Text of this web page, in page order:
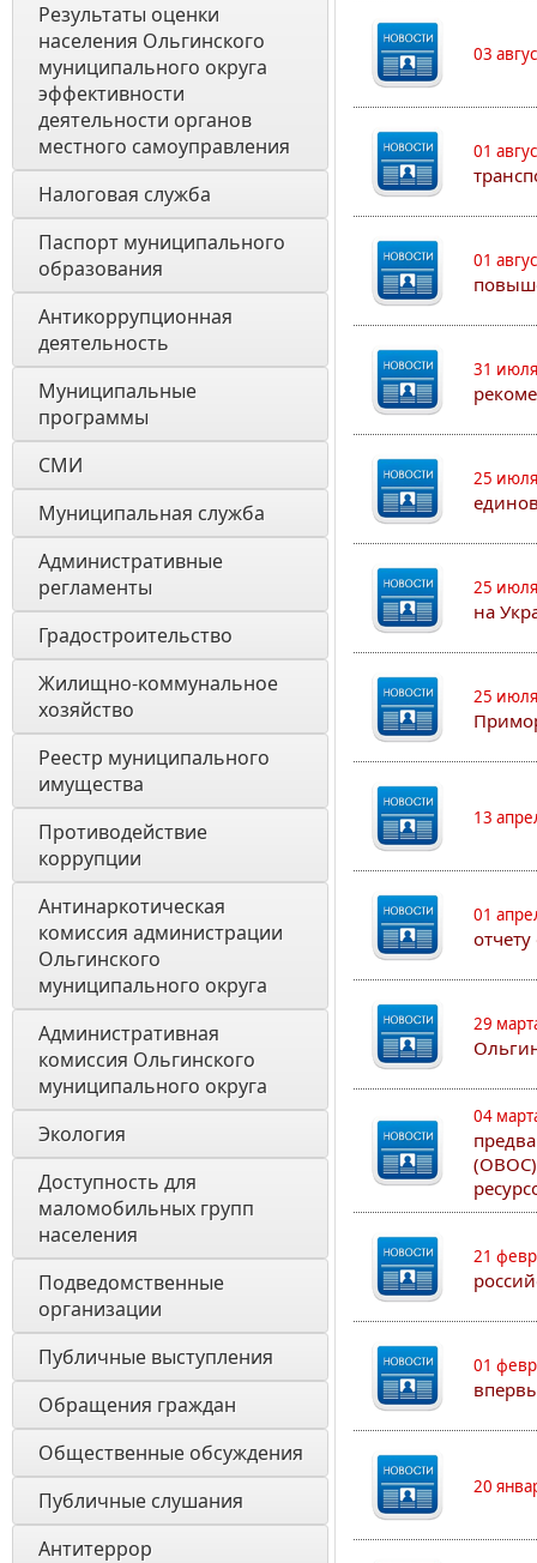
Результаты оценки
населения Ольгинского
муниципального округа
эффективности
деятельности органов
местного самоуправления
Налоговая служба
Паспорт муниципального
образования
Антикоррупционная
деятельность
Муниципальные
программы
СМИ
Муниципальная служба
Административные
регламенты
Градостроительство
Жилищно-коммунальное
хозяйство
Реестр муниципального
имущества
Противодействие
коррупции
Антинаркотическая
комиссия администрации
Ольгинского
муниципального округа
Административная
комиссия Ольгинского
муниципального округа
Экология
Доступность для
маломобильных групп
населения
Подведомственные
организации
Публичные выступления
Обращения граждан
Общественные обсуждения
Публичные слушания
Антитеррор
03
01
01
31
25
25
на
25
13
01
29
04
21
01
20